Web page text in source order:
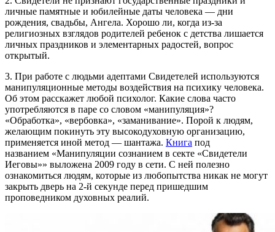
личные памятные и юбилейные даты человека — дни
рождения, свадьбы, Ангела. Хорошо ли, когда из-за
религиозных взглядов родителей ребенок с детства лишается
личных праздников и элементарных радостей, вопрос
открытый.
3. При работе с людьми адептами Свидетелей используются
манипуляционные методы воздействия на психику человека.
Об этом расскажет любой психолог. Какие слова часто
употребляются в паре со словом «манипуляция»?
«Обработка», «вербовка», «заманивание». Порой к людям,
желающим покинуть эту высокодуховную организацию,
применяется иной метод — шантажа. Книга под
названием «Манипуляции сознанием в секте «Свидетели
Иеговы»» выложена 2009 году в сети. С ней полезно
ознакомиться людям, которые из любопытства никак не могут
закрыть дверь на 2-й секунде перед пришедшим
проповедником духовных реалий.